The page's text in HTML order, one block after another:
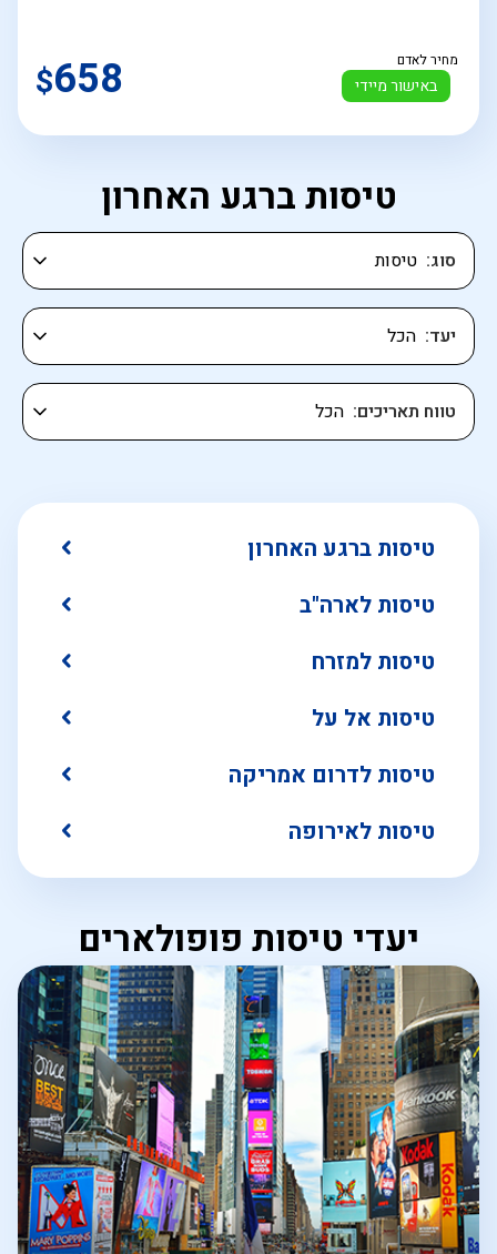
באישור מיידי
מחיר לאדם $658
טיסות ברגע האחרון
יעד
סוג
טווח תאריכים
טיסות ברגע האחרון
טיסות לארה"ב
טיסות למזרח
טיסות אל על
טיסות לדרום אמריקה
טיסות לאירופה
יעדי טיסות פופולארים